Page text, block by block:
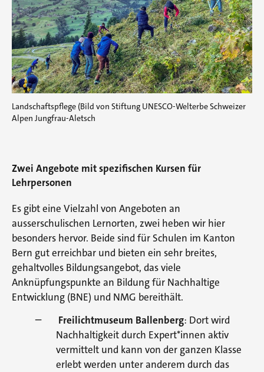
Landschaftspflege (Bild von Stiftung UNESCO-Welterbe Schweizer
Alpen Jungfrau-Aletsch
Zwei Angebote mit spezifischen Kursen für
Lehrpersonen
Es gibt eine Vielzahl von Angeboten an
ausserschulischen Lernorten, zwei heben wir hier
besonders hervor. Beide sind für Schulen im Kanton
Bern gut erreichbar und bieten ein sehr breites,
gehaltvolles Bildungsangebot, das viele
Anknüpfungspunkte an Bildung für Nachhaltige
Entwicklung (BNE) und NMG bereithält.
Freilichtmuseum Ballenberg: Dort wird
Nachhaltigkeit durch Expert*innen aktiv
vermittelt und kann von der ganzen Klasse
erlebt werden unter anderem durch das